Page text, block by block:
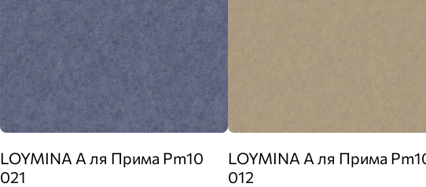
LOYMINA А ля Прима Pm10
021
LOYMINA А ля Прима
012